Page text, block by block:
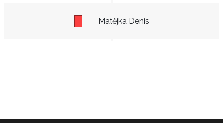
Matějka Denis